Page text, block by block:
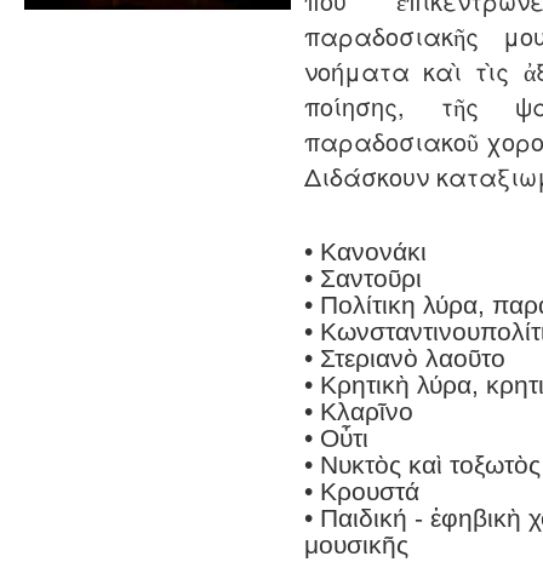
παραδοσιακῆς
νοήματα καὶ τὶς
ποίησης, τῆς
παραδοσιακοῦ
Διδάσκουν
• Κανονάκι
• Σαντοῦρι
• Πολίτικη λύρα,
•
• Στεριανὸ λαοῦτο
• Κρητικὴ λύρα,
• Κλαρῖνο
• Οὖτι
• Νυκτὸς καὶ
• Κρουστά
• Παιδική - ἐφηβικὴ
μουσικῆς